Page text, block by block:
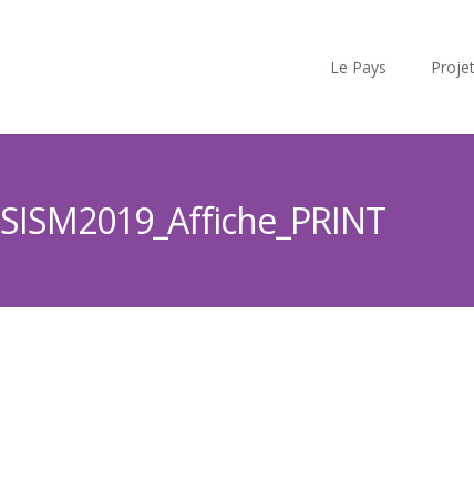
Le Pays
SISM2019_Affiche_PRINT